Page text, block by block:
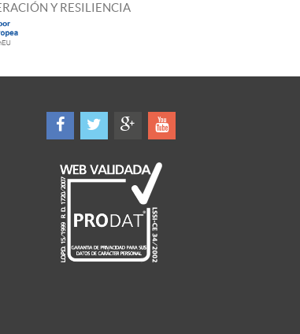
Y RESILIENCIA